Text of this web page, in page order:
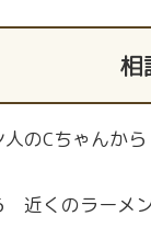
相
のCちゃんか
近くのラー